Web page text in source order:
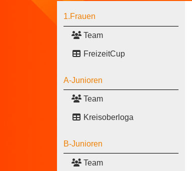
1.Frauen
Team
FreizeitCup
A-Junioren
Team
Kreisoberloga
B-Junioren
Team